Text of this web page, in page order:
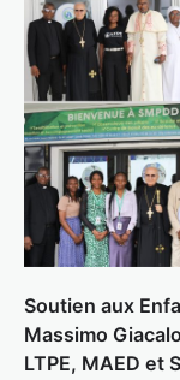
Soutien aux
Massimo
LTPE, MAED et